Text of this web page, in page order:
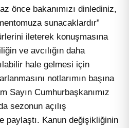
önce bakanımızı dinlediniz,
sunacaklardır”
ileterek konuşmasına
ve avcılığın daha
hale gelmesi için
notlarımın başına
Sayın Cumhurbaşkanımız
sezonun açılış
paylaştı. Kanun değişikliğinin